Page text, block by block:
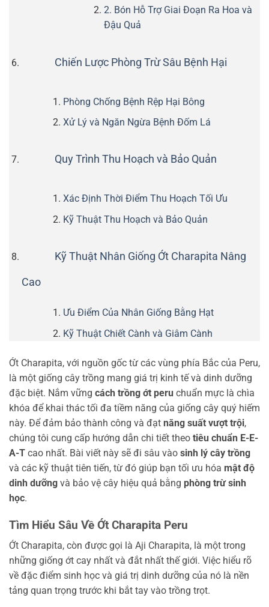
2. Bón Hỗ Trợ Giai Đoạn Ra Hoa và
Đậu Quả
Chiến Lược Phòng Trừ Sâu Bệnh Hại
Phòng Chống Bệnh Rệp Hại Bông
Xử Lý và Ngăn Ngừa Bệnh Đốm Lá
Quy Trình Thu Hoạch và Bảo Quản
Xác Định Thời Điểm Thu Hoạch Tối Ưu
Kỹ Thuật Thu Hoạch và Bảo Quản
Kỹ Thuật Nhân Giống Ớt Charapita Nâng
Cao
Ưu Điểm Của Nhân Giống Bằng Hạt
Kỹ Thuật Chiết Cành và Giâm Cành
Ớt Charapita, với nguồn gốc từ các vùng phía Bắc của Peru,
là một giống cây trồng mang giá trị kinh tế và dinh dưỡng
đặc biệt. Nắm vững cách trồng ớt peru chuẩn mực là chìa
khóa để khai thác tối đa tiềm năng của giống cây quý hiếm
này. Để đảm bảo thành công và đạt năng suất vượt trội,
chúng tôi cung cấp hướng dẫn chi tiết theo tiêu chuẩn E-E-
A-T cao nhất. Bài viết này sẽ đi sâu vào sinh lý cây trồng
và các kỹ thuật tiên tiến, từ đó giúp bạn tối ưu hóa mật độ
dinh dưỡng và bảo vệ cây hiệu quả bằng phòng trừ sinh
học.
Tìm Hiểu Sâu Về Ớt Charapita Peru
Ớt Charapita, còn được gọi là Aji Charapita, là một trong
những giống ớt cay nhất và đắt nhất thế giới. Việc hiểu rõ
về đặc điểm sinh học và giá trị dinh dưỡng của nó là nền
tảng quan trọng trước khi bắt tay vào trồng trọt.